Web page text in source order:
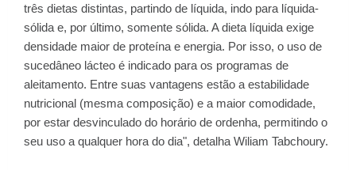
três dietas distintas, partindo de líquida, indo para líquida-
sólida e, por último, somente sólida. A dieta líquida exige
densidade maior de proteína e energia. Por isso, o uso de
sucedâneo lácteo é indicado para os programas de
aleitamento. Entre suas vantagens estão a estabilidade
nutricional (mesma composição) e a maior comodidade,
por estar desvinculado do horário de ordenha, permitindo o
seu uso a qualquer hora do dia", detalha Wiliam Tabchoury.